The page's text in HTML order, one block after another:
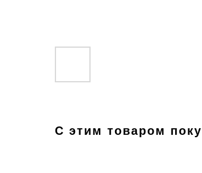
С этим товаром